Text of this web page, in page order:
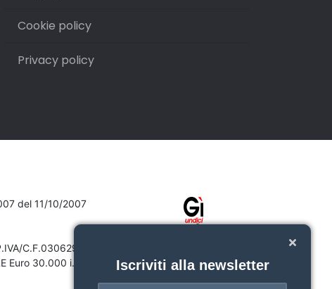
Cookie policy
Privacy policy
del 11/10/2007
C.F.03062910132
Euro 30.000 i.v.
Iscriviti alla newsletter